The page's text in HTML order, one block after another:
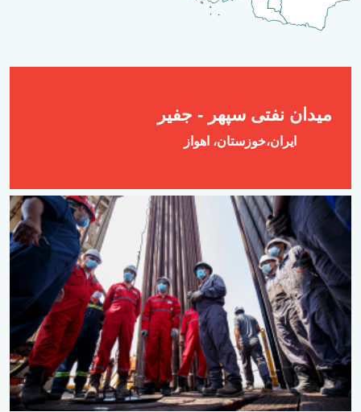
میدان نفتی سپهر - جفیر
ایران،خوزستان،‍ اهواز